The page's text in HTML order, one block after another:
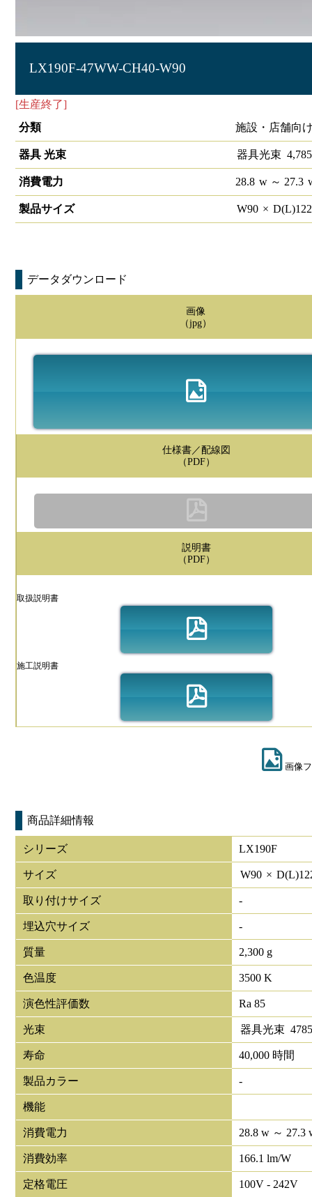
LX190F-47WW-CH40-W90
[生産終了]
分類
施設・店舗向
器具 光束 器具光束 4,785
消費電力 28.8 w～ 27.3
製品サイズ W90 × D(L)
データダウンロード
画像
（jpg）
仕様書／配線図
（PDF）
説明書
（PDF）
取扱説明書
施工説明書
画像
商品詳細情報
シリーズ LX190F
サイズ W90 × D(L)
取り付けサイズ -
埋込穴サイズ -
質量 2,300 g
色温度 3500 K
演色性評価数 Ra 85
光束 器具光束
寿命 40,000 時間
製品カラー -
機能
消費電力 28.8 w ～ 27.3
消費効率 166.1 lm/W
定格電圧 100V - 242V